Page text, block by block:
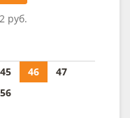
руб.
45 46
47
56